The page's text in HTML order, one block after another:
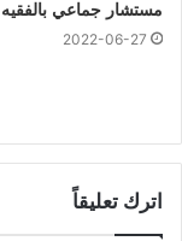
مستشار جماعي بالفقيه
2022-06-27
اترك تعليقاً